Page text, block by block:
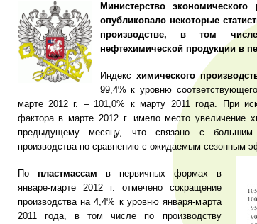
Министерство
опубликовало некоторые
производстве, в том
нефтехимической продукции в
Индекс химического
99,4% к уровню
марте 2012 г. – 101,0% к марту 2011 года. При
фактора в марте 2012 г. имело место увеличение
предыдущему месяцу, что связано с
производства по сравнению с ожидаемым сезонным
По пластмассам в первичных формах в
январе-марте 2012 г. отмечено сокращение
производства на 4,4% к уровню января-марта
2011 года, в том числе по производству